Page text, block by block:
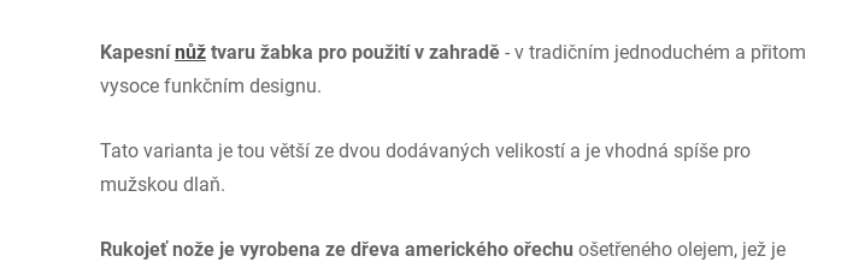
Kapesnínůž tvaru žabka pro použití v zahradě - v tradičním jednoduchém a přitom
vysoce funkčním designu.
Tato varianta je tou větší ze dvou dodávaných velikostí a je vhodná spíše pro
mužskou dlaň.
Rukojeť nože je vyrobena ze dřeva amerického ořechu ošetřeného olejem, jež je